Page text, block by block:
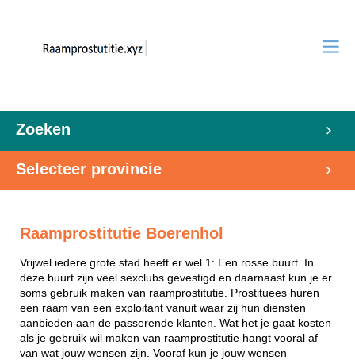
Zoeken
Selecteer provincie
Raamprostitutie Boerenhol
Vrijwel iedere grote stad heeft er wel 1: Een rosse buurt. In
deze buurt zijn veel sexclubs gevestigd en daarnaast kun je er
soms gebruik maken van raamprostitutie. Prostituees huren
een raam van een exploitant vanuit waar zij hun diensten
aanbieden aan de passerende klanten. Wat het je gaat kosten
als je gebruik wil maken van raamprostitutie hangt vooral af
van wat jouw wensen zijn. Vooraf kun je jouw wensen